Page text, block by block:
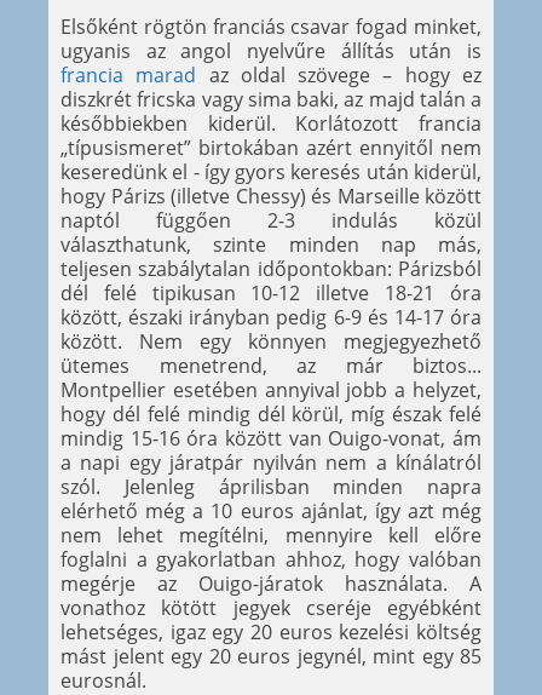
Elsőként rögtön franciás csavar fogad minket,
ugyanis az angol nyelvűre állítás után is
francia marad az oldal szövege – hogy ez
diszkrét fricska vagy sima baki, az majd talán a
későbbiekben kiderül. Korlátozott francia
„típusismeret” birtokában azért ennyitől nem
keseredünk el - így gyors keresés után kiderül,
hogy Párizs (illetve Chessy) és Marseille között
naptól függően 2-3 indulás közül
választhatunk, szinte minden nap más,
teljesen szabálytalan időpontokban: Párizsból
dél felé tipikusan 10-12 illetve 18-21 óra
között, északi irányban pedig 6-9 és 14-17 óra
között. Nem egy könnyen megjegyezhető
ütemes menetrend, az már biztos...
Montpellier esetében annyival jobb a helyzet,
hogy dél felé mindig dél körül, míg észak felé
mindig 15-16 óra között van Ouigo-vonat, ám
a napi egy járatpár nyilván nem a kínálatról
szól. Jelenleg áprilisban minden napra
elérhető még a 10 euros ajánlat, így azt még
nem lehet megítélni, mennyire kell előre
foglalni a gyakorlatban ahhoz, hogy valóban
megérje az Ouigo-járatok használata. A
vonathoz kötött jegyek cseréje egyébként
lehetséges, igaz egy 20 euros kezelési költség
mást jelent egy 20 euros jegynél, mint egy 85
eurosnál.